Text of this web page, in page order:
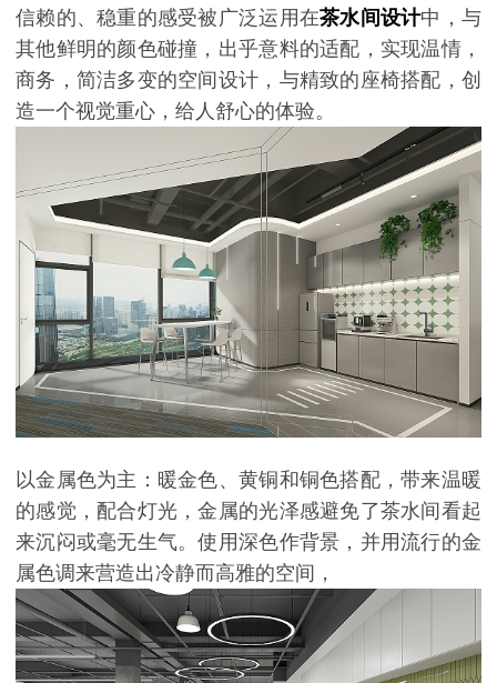
信赖的、稳重的感受被广泛运用在茶水间设计中，与
其他鲜明的颜色碰撞，出乎意料的适配，实现温情，
商务，简洁多变的空间设计，与精致的座椅搭配，创
造一个视觉重心，给人舒心的体验。
以金属色为主：暖金色、黄铜和铜色搭配，带来温暖
的感觉，配合灯光，金属的光泽感避免了茶水间看起
来沉闷或毫无生气。使用深色作背景，并用流行的金
属色调来营造出冷静而高雅的空间，